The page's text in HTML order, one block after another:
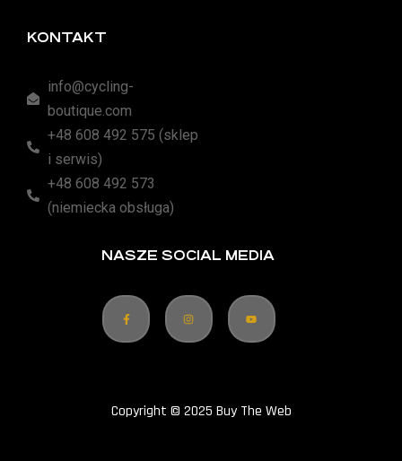
KONTAKT
info@cycling-
boutique.com
+48 608 492 575 (sklep
i serwis)
+48 608 492 573
(niemiecka obsługa)
NASZE SOCIAL MEDIA
Copyright © 2025 Buy The Web